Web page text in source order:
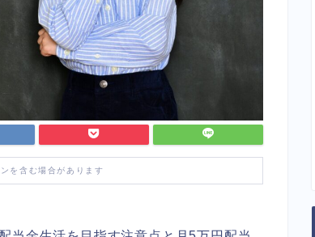
を含む場合があります